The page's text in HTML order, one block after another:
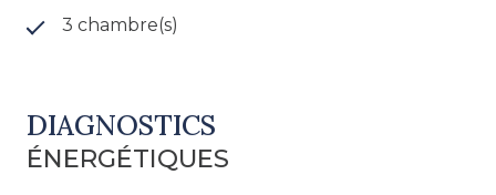
3 chambre(s)
DIAGNOSTICS
ÉNERGÉTIQUES